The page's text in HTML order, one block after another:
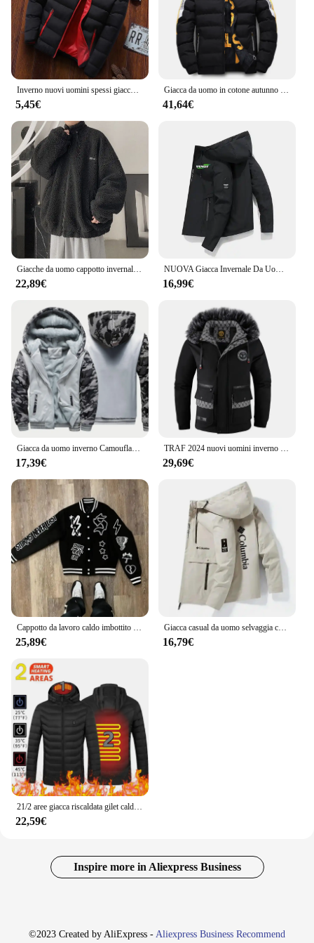
Inverno nuovi uomini spessi giacche Parka calde capispalla da uomo Casual cappotti solido colletto alla coreana maschile piumino imbottito in cotone frangivento
5,45€
Giacca da uomo in cotone autunno inverno caldo e confortevole piumino imbottito addensato 2023 nuovi vestiti a doppia faccia berretto rimovibile M-5XL
41,64€
Giacche da uomo cappotto invernale caldo in pile a doppia faccia moda Casual Streetwear abbigliamento uomo cappotto invernale addensato corea
22,89€
NUOVA Giacca Invernale Da Uomo per FENDT Giacca A Vento Antivento Impermeabile Addensare In Pile Outwear Sport All'aria Aperta Cappotto Cappuccio Militare Jac
16,99€
Giacca da uomo inverno Camouflage Fleece addensare giacche con cappuccio cappotto a maniche lunghe maschile felpe con cappuccio Casual Streetwear cappotti da uomo
17,39€
TRAF 2024 nuovi uomini inverno imbottito addensato tendenza moda cappuccio ed giacca di cotone Outdoor antivento tinta unita giacca semplice
29,69€
Cappotto da lavoro caldo imbottito in velluto con collo in pelliccia retrò per uomo e donna Y2K Nuovo cappotto Joker casual gotico Harajuku per abbigliamento da strada
25,89€
Giacca casual da uomo selvaggia campeggio alpinismo cerniera con cappuccio pesca top impermeabile autunno
16,79€
22,59€
Inspire more in Aliexpress Business
©2023 Created by AliExpress - Aliexpress Business Recommend